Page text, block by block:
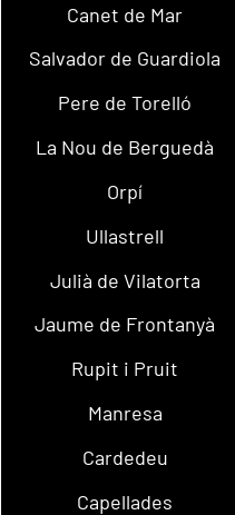
Canet de Mar
Salvador de Guardiola
Pere de Torelló
La Nou de Berguedà
Orpí
Ullastrell
Julià de Vilatorta
Jaume de Frontanyà
Rupit i Pruit
Manresa
Cardedeu
Capellades